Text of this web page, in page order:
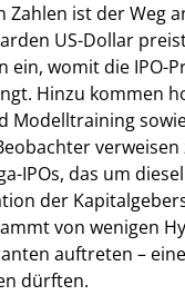
ist der Weg
US-Dollar
ein, womit die IPO-
Hinzu kommen
Modelltraining
IPOs, das um
der
von wenigen
auftreten –
dürften.